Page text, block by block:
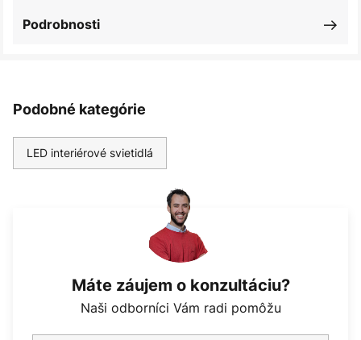
Podrobnosti
Podobné kategórie
LED interiérové svietidlá
Máte záujem o konzultáciu?
Naši odborníci Vám radi pomôžu